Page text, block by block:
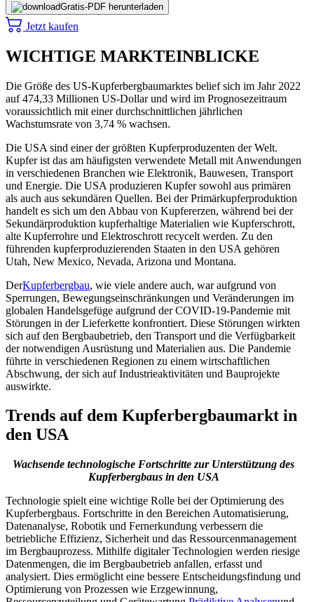
Gratis-PDF herunterladen
Jetzt kaufen
WICHTIGE MARKTEINBLICKE
Die Größe des US-Kupferbergbaumarktes belief sich im Jahr 2022
auf 474,33 Millionen US-Dollar und wird im Prognosezeitraum
voraussichtlich mit einer durchschnittlichen jährlichen
Wachstumsrate von 3,74 % wachsen.
Die USA sind einer der größten Kupferproduzenten der Welt.
Kupfer ist das am häufigsten verwendete Metall mit Anwendungen
in verschiedenen Branchen wie Elektronik, Bauwesen, Transport
und Energie. Die USA produzieren Kupfer sowohl aus primären
als auch aus sekundären Quellen. Bei der Primärkupferproduktion
handelt es sich um den Abbau von Kupfererzen, während bei der
Sekundärproduktion kupferhaltige Materialien wie Kupferschrott,
alte Kupferrohre und Elektroschrott recycelt werden. Zu den
führenden kupferproduzierenden Staaten in den USA gehören
Utah, New Mexico, Nevada, Arizona und Montana.
DerKupferbergbau, wie viele andere auch, war aufgrund von
Sperrungen, Bewegungseinschränkungen und Veränderungen im
globalen Handelsgefüge aufgrund der COVID-19-Pandemie mit
Störungen in der Lieferkette konfrontiert. Diese Störungen wirkten
sich auf den Bergbaubetrieb, den Transport und die Verfügbarkeit
der notwendigen Ausrüstung und Materialien aus. Die Pandemie
führte in verschiedenen Regionen zu einem wirtschaftlichen
Abschwung, der sich auf Industrieaktivitäten und Bauprojekte
auswirkte.
Trends auf dem Kupferbergbaumarkt in
den USA
Wachsende technologische Fortschritte zur Unterstützung des
Kupferbergbaus in den USA
Technologie spielt eine wichtige Rolle bei der Optimierung des
Kupferbergbaus. Fortschritte in den Bereichen Automatisierung,
Datenanalyse, Robotik und Fernerkundung verbessern die
betriebliche Effizienz, Sicherheit und das Ressourcenmanagement
im Bergbauprozess. Mithilfe digitaler Technologien werden riesige
Datenmengen, die im Bergbaubetrieb anfallen, erfasst und
analysiert. Dies ermöglicht eine bessere Entscheidungsfindung und
Optimierung von Prozessen wie Erzgewinnung,